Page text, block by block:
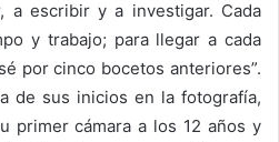
a escribir y a investigar. Cada
y trabajo; para llegar a cada
por cinco bocetos anteriores”.
de sus inicios en la fotografía,
primer cámara a los 12 años y